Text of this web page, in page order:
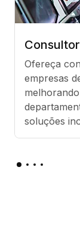
Ofereça
empresas
soluções